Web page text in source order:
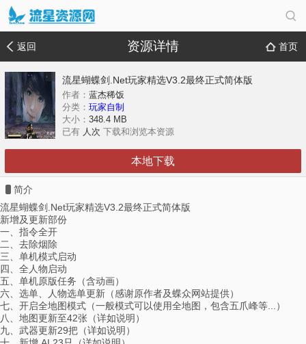
返回 资源详情 首页
流星蝴蝶剑.Net玩家精选V3.2最终正式简体版
作者： 蓝杰稀饭
分类： 玩家自制
大小： 348.4 MB
已有 人次 下载和浏览本资源
本地下载
简介
流星蝴蝶剑.Net玩家精选V3.2最终正式简体版
新增及更新部份
一、指令全开
二、去除烟除
三、单机模式启动
四、全人物启动
五、单机原版任务（含动画）
六、选单、人物选单更新（感谢原作者及蝶众网站提供）
七、开启全地图模式（一般模式可以使用全地图，包含五爪峰等...）
八、地图更新至42张（详如说明）
九、武器更新29把（详如说明）